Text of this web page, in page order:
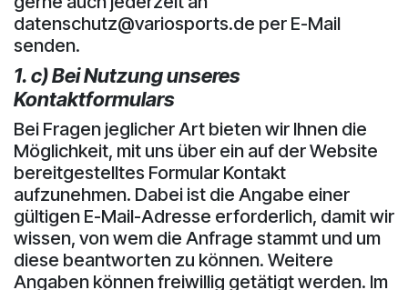
datenschutz@variosports.de per E-Mail
senden.
1. c) Bei Nutzung unseres
Kontaktformulars
Bei Fragen jeglicher Art bieten wir Ihnen die
Möglichkeit, mit uns über ein auf der Website
bereitgestelltes Formular Kontakt
aufzunehmen. Dabei ist die Angabe einer
gültigen E-Mail-Adresse erforderlich, damit wir
wissen, von wem die Anfrage stammt und um
diese beantworten zu können. Weitere
Angaben können freiwillig getätigt werden. Im